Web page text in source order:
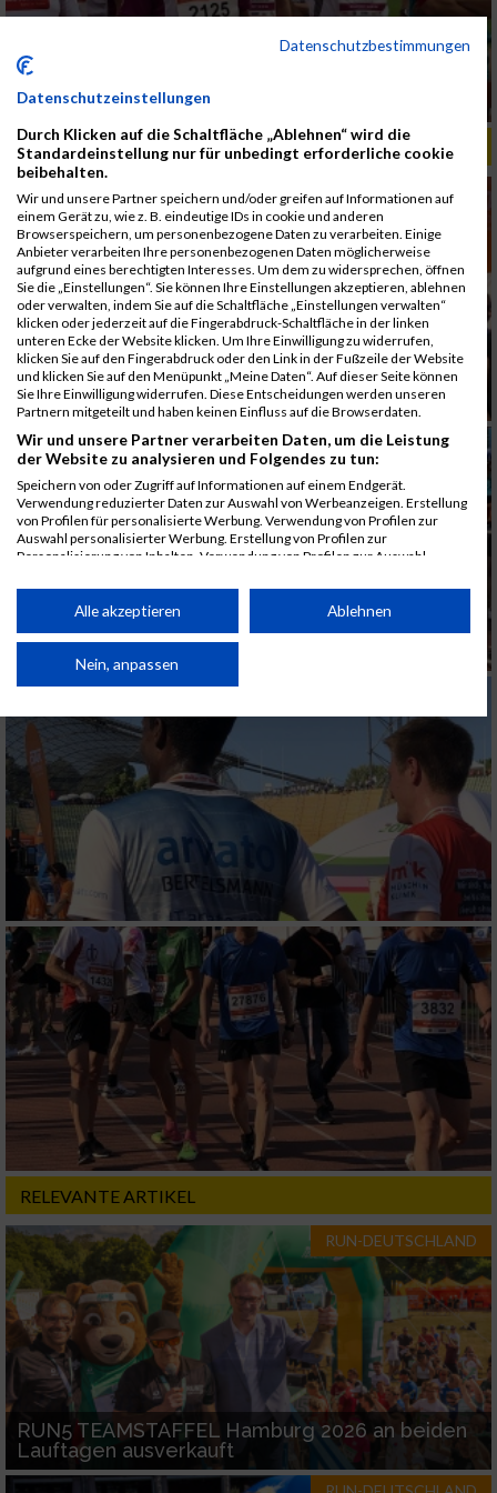
ALBUM B2RUN MÜNCHEN, B2RUN / 16.07.2019
RELEVANTE ARTIKEL
RUN-DEUTSCHLAND
RUN5 TEAMSTAFFEL Hamburg 2026 an beiden
Lauftagen ausverkauft
Datenschutzbestimmungen
Datenschutzeinstellungen
Durch Klicken auf die Schaltfläche „Ablehnen“ wird die
Standardeinstellung nur für unbedingt erforderliche cookie
beibehalten.
Wir und unsere Partner speichern und/oder greifen auf Informationen auf
einem Gerät zu, wie z. B. eindeutige IDs in cookie und anderen
Browserspeichern, um personenbezogene Daten zu verarbeiten. Einige
Anbieter verarbeiten Ihre personenbezogenen Daten möglicherweise
aufgrund eines berechtigten Interesses. Um dem zu widersprechen, öffnen
Sie die „Einstellungen“. Sie können Ihre Einstellungen akzeptieren, ablehnen
oder verwalten, indem Sie auf die Schaltfläche „Einstellungen verwalten“
klicken oder jederzeit auf die Fingerabdruck-Schaltfläche in der linken
unteren Ecke der Website klicken. Um Ihre Einwilligung zu widerrufen,
klicken Sie auf den Fingerabdruck oder den Link in der Fußzeile der Website
und klicken Sie auf den Menüpunkt „Meine Daten“. Auf dieser Seite können
Sie Ihre Einwilligung widerrufen. Diese Entscheidungen werden unseren
Partnern mitgeteilt und haben keinen Einfluss auf die Browserdaten.
Wir und unsere Partner verarbeiten Daten, um die Leistung
der Website zu analysieren und Folgendes zu tun:
Speichern von oder Zugriff auf Informationen auf einem Endgerät.
Verwendung reduzierter Daten zur Auswahl von Werbeanzeigen. Erstellung
von Profilen für personalisierte Werbung. Verwendung von Profilen zur
Auswahl personalisierter Werbung. Erstellung von Profilen zur
Personalisierung von Inhalten. Verwendung von Profilen zur Auswahl
Performance von Inhalten. Analyse von Zielgruppen durch Statistiken oder
Kombinationen von Daten aus verschiedenen Quellen. Entwicklung und
von Inhalten.
Daten können außerhalb der Europäischen Union weitergegeben und in die
Website/App.
Partnerliste anzeigen (1 IAB-Anbieter)
Wir nutzen Ihre Daten für folgende Zwecke:
IAB-Verarbeitungszwecke:
Speichern von oder Zugriff auf Informationen
auf einem Endgerät
Verwendung reduzierter Daten zur Auswahl
von Werbeanzeigen
Erstellung von Profilen für personalisierte
Werbung
Verwendung von Profilen zur Auswahl
personalisierter Werbung
Erstellung von Profilen zur Personalisierung
von Inhalten
Verwendung von Profilen zur Auswahl
personalisierter Inhalte
Messung der Werbeleistung
Messung der Performance von Inhalten
Analyse von Zielgruppen durch Statistiken
oder Kombinationen von Daten aus
verschiedenen Quellen
Alle akzeptieren Ablehnen
Nein, anpassen